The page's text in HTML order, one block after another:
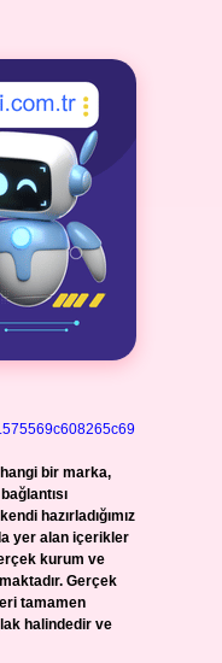
bir marka,
hazırladığımız
yer alan içerikler
kurum ve
Gerçek
tamamen
halindedir ve